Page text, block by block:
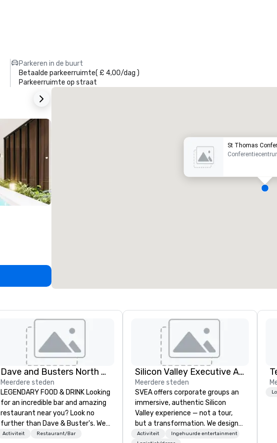
Parkeren in de buurt
Betaalde parkeerruimte( £ 4,00/dag )
Parkeerruimte op straat
St Thomas
Dave and Busters North east
Meerdere steden
LEGENDARY FOOD & DRINK Looking
for an incredible bar and amazing
restaurant near you? Look no
further than Dave & Buster's. We
have amazing games and award-
Activiteit Restaurant/Bar
Silicon Valley Executive Academy
Meerdere steden
SVEA offers corporate groups an
immersive, authentic Silicon
Valley experience — not a tour,
but a transformation. We design
and facilitate custom executive
Activiteit
Ingehuurde entertainment